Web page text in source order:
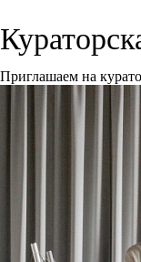
Приглашаем на